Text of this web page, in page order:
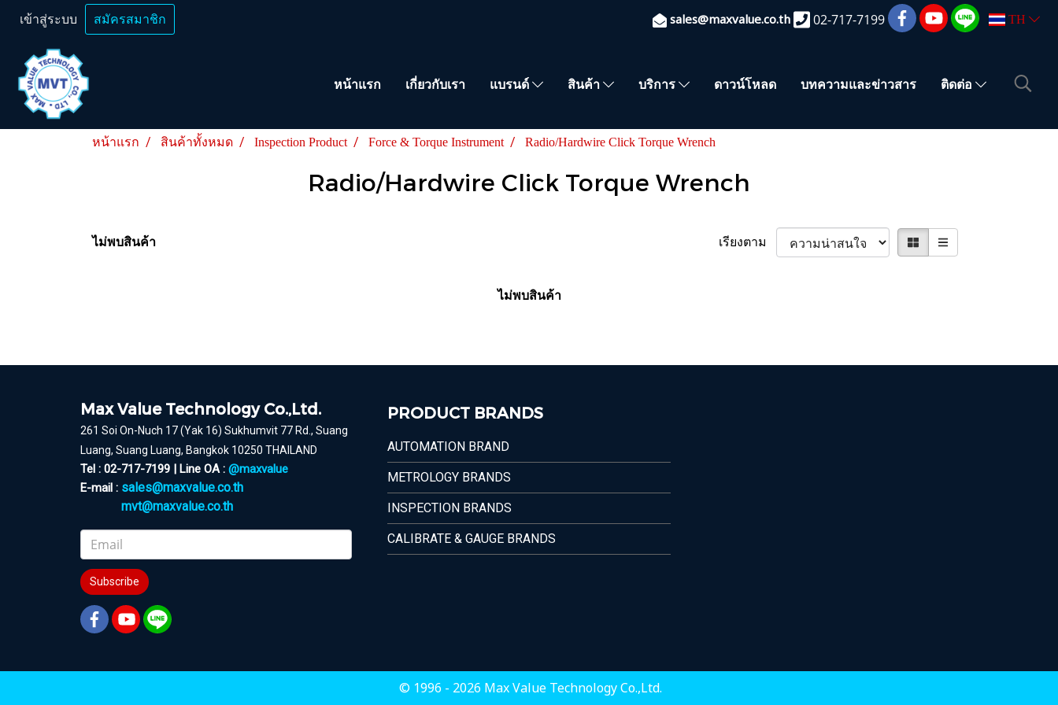
เข้าสู่ระบบ สมัครสมาชิก sales@maxvalue.co.th 02-717-7199 TH
หน้าแรก เกี่ยวกับเรา แบรนด์ สินค้า บริการ ดาวน์โหลด บทความและข่าวสาร ติดต่อ
หน้าแรก สินค้าทั้งหมด Inspection Product Force & Torque Instrument Radio/Hardwire Click Torque Wrench
Radio/Hardwire Click Torque Wrench
ไม่พบสินค้า เรียงตาม
ไม่พบสินค้า
Max Value Technology Co.,Ltd.
261 Soi On-Nuch 17 (Yak 16) Sukhumvit 77 Rd., Suang
Luang, Suang Luang, Bangkok 10250 THAILAND
Tel : 02-717-7199 | Line OA : @maxvalue
E-mail : sales@maxvalue.co.th
mvt@maxvalue.co.th
Subscribe
PRODUCT BRANDS
AUTOMATION BRAND
METROLOGY BRANDS
INSPECTION BRANDS
CALIBRATE & GAUGE BRANDS
© 1996 - 2026 Max Value Technology Co.,Ltd.